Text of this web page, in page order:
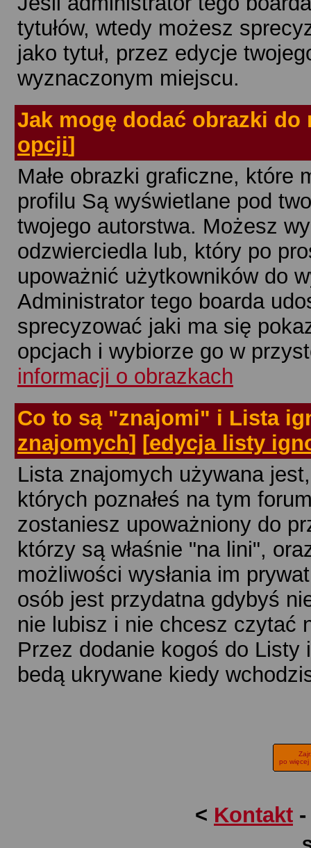
tytułów, wtedy możesz
jako tytuł, przez edycje
wyznaczonym miejscu.
Jak mogę dodać obrazki
opcji]
Małe obrazki graficzne, które
profilu Są wyświetlane pod
twojego autorstwa. Możesz
odzwierciedla lub, który po
upoważnić użytkowników do
Administrator tego boarda
sprecyzować jaki ma się
opcjach i wybiorze go w
informacji o obrazkach
Co to są "znajomi" i Lista
znajomych] [edycja listy
Lista znajomych używana
których poznałeś na tym
zostaniesz upoważniony do
którzy są właśnie "na lini",
możliwości wysłania im
osób jest przydatna gdybyś
nie lubisz i nie chcesz czytać
Przez dodanie kogoś do
bedą ukrywane kiedy
po więcej
< Kontakt